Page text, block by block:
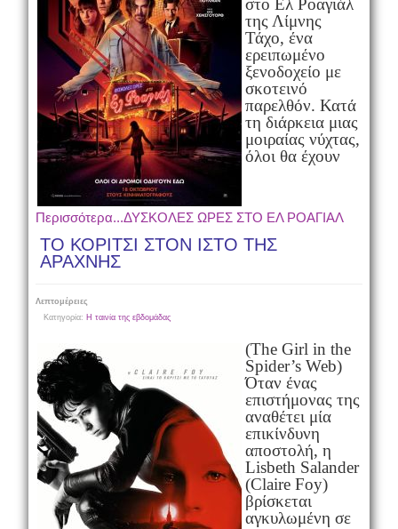
στο Ελ Ροαγιάλ
της Λίμνης
Τάχο, ένα
ερειπωμένο
ξενοδοχείο με
σκοτεινό
παρελθόν. Κατά
τη διάρκεια μιας
μοιραίας νύχτας,
όλοι θα έχουν
Περισσότερα...ΔΥΣΚΟΛΕΣ ΩΡΕΣ ΣΤΟ ΕΛ ΡΟΑΓΙΑΛ
ΤΟ ΚΟΡΙΤΣΙ ΣΤΟΝ ΙΣΤΟ ΤΗΣ
ΑΡΑΧΝΗΣ
Λεπτομέρειες
Κατηγορία: Η ταινία της εβδομάδας
(The Girl in the
Spider’s Web)
Όταν ένας
επιστήμονας της
αναθέτει μία
επικίνδυνη
αποστολή, η
Lisbeth Salander
(Claire Foy)
βρίσκεται
αγκυλωμένη σε